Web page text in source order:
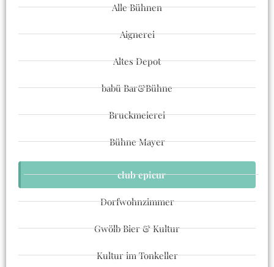
Alle Bühnen
Aignerei
Altes Depot
babü Bar&Bühne
Bruckmeierei
Bühne Mayer
club epicur
Dorfwohnzimmer
Gwölb Bier & Kultur
Kultur im Tonkeller